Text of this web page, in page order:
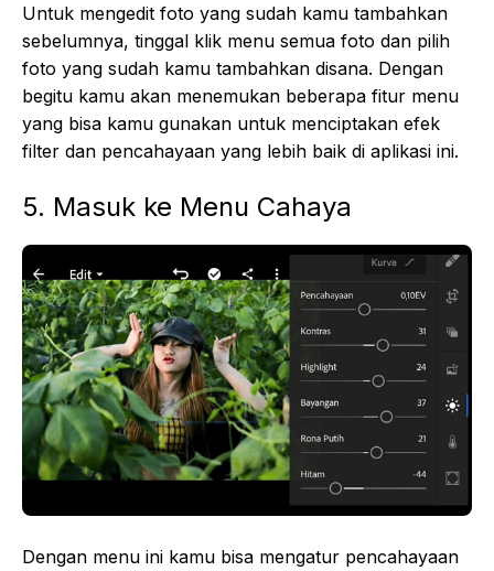
Untuk mengedit foto yang sudah kamu tambahkan
sebelumnya, tinggal klik menu semua foto dan pilih
foto yang sudah kamu tambahkan disana. Dengan
begitu kamu akan menemukan beberapa fitur menu
yang bisa kamu gunakan untuk menciptakan efek
filter dan pencahayaan yang lebih baik di aplikasi ini.
5. Masuk ke Menu Cahaya
Dengan menu ini kamu bisa mengatur pencahayaan